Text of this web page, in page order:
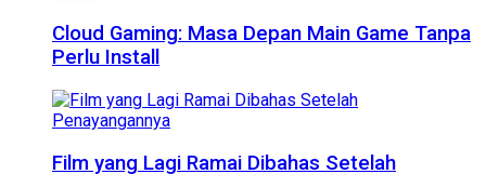
Cloud Gaming: Masa Depan Main Game Tanpa
Perlu Install
Film yang Lagi Ramai Dibahas Setelah